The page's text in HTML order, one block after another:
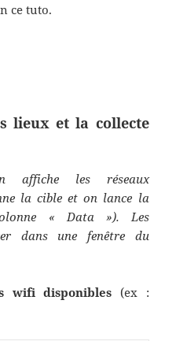
ce tuto.
lieux et la collecte
affiche les réseaux
la cible et on lance la
« Data »). Les
dans une fenêtre du
wifi disponibles (ex :